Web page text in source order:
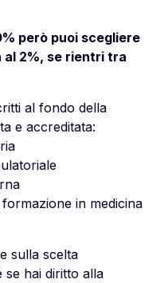
però puoi scegliere
al 2%, se rientri tra
al fondo della
e accreditata:
in medicina
sulla scelta
se hai diritto alla